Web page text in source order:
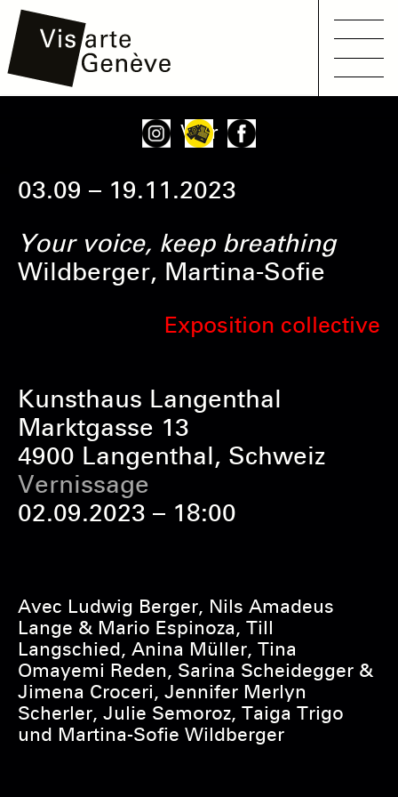
principal
Voir
03.09 – 19.11.2023
Your voice, keep breathing
Wildberger, Martina-Sofie
Exposition collective
Kunsthaus Langenthal
Marktgasse 13
4900 Langenthal, Schweiz
Vernissage
02.09.2023 – 18:00
Avec Ludwig Berger, Nils Amadeus
Lange & Mario Espinoza, Till
Langschied, Anina Müller, Tina
Omayemi Reden, Sarina Scheidegger &
Jimena Croceri, Jennifer Merlyn
Scherler, Julie Semoroz, Taiga Trigo
und Martina-Sofie Wildberger